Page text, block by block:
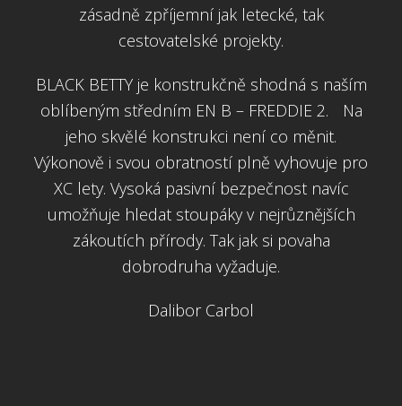
zásadně zpříjemní jak letecké, tak
cestovatelské projekty.
BLACK BETTY je konstrukčně shodná s naším
oblíbeným středním EN B – FREDDIE 2. Na
jeho skvělé konstrukci není co měnit.
Výkonově i svou obratností plně vyhovuje pro
XC lety. Vysoká pasivní bezpečnost navíc
umožňuje hledat stoupáky v nejrůznějších
zákoutích přírody. Tak jak si povaha
dobrodruha vyžaduje.
Dalibor Carbol